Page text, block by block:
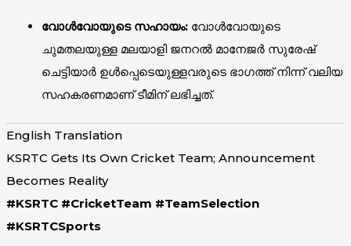
വോൾവോയുടെ സഹായം:വോൾവോയുടെ
ചുമതലയുള്ള മലയാളി ജനറൽ മാനേജർ സുരേഷ്
ചെട്ടിയാർ ഉൾപ്പെടെയുള്ളവരുടെ ഭാഗത്ത് നിന്ന് വലിയ
സഹകരണമാണ് ടീമിന് ലഭിച്ചത്.
English Translation
KSRTC Gets Its Own Cricket Team; Announcement
Becomes Reality
#KSRTC #CricketTeam #TeamSelection
#KSRTCSports